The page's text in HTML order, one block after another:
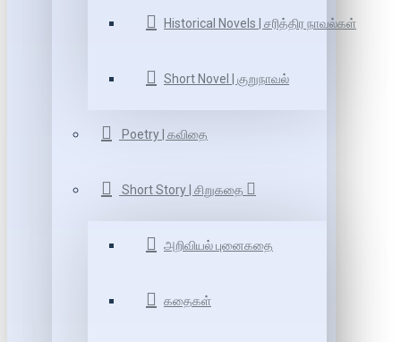
Historical Novels | சரித்திர நாவல்கள்
Short Novel | குறுநாவல்
Poetry | கவிதை
Short Story | சிறுகதை
அறிவியல் புனைகதை
கதைகள்